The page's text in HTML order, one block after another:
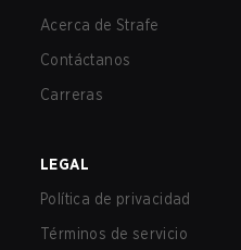
Acerca de Strafe
Contáctanos
Carreras
LEGAL
Política de privacidad
Términos de servicio